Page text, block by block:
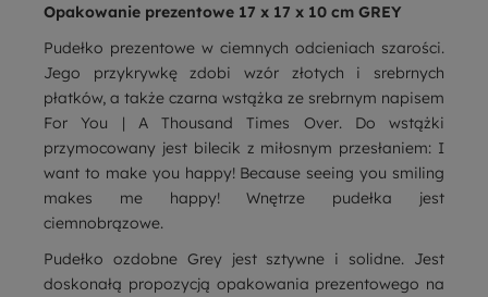
Opakowanie prezentowe 17 x 17 x 10 cm GREY
Pudełko prezentowe w ciemnych odcieniach szarości.
Jego przykrywkę zdobi wzór złotych i srebrnych
płatków, a także czarna wstążka ze srebrnym napisem
For You | A Thousand Times Over. Do wstążki
przymocowany jest bilecik z miłosnym przesłaniem: I
want to make you happy! Because seeing you smiling
makes me happy!Wnętrze pudełka jest
ciemnobrązowe.
Pudełko ozdobne Grey jest sztywne i solidne. Jest
doskonałą propozycją opakowania prezentowego na